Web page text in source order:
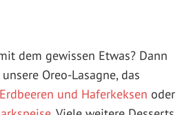
dem gewissen Etwas? Dann
Oreo-Lasagne, das
und Haferkeksen oder